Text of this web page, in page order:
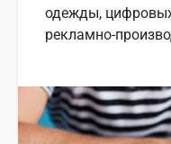
одежды,
рекламно-